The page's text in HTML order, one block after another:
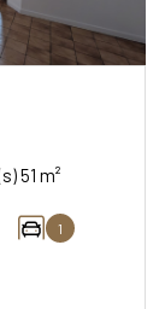
Appartement 2 pièce(s) 1 chambre(s) 51 m²
1